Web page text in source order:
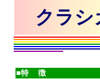
クラシ
■特 徴